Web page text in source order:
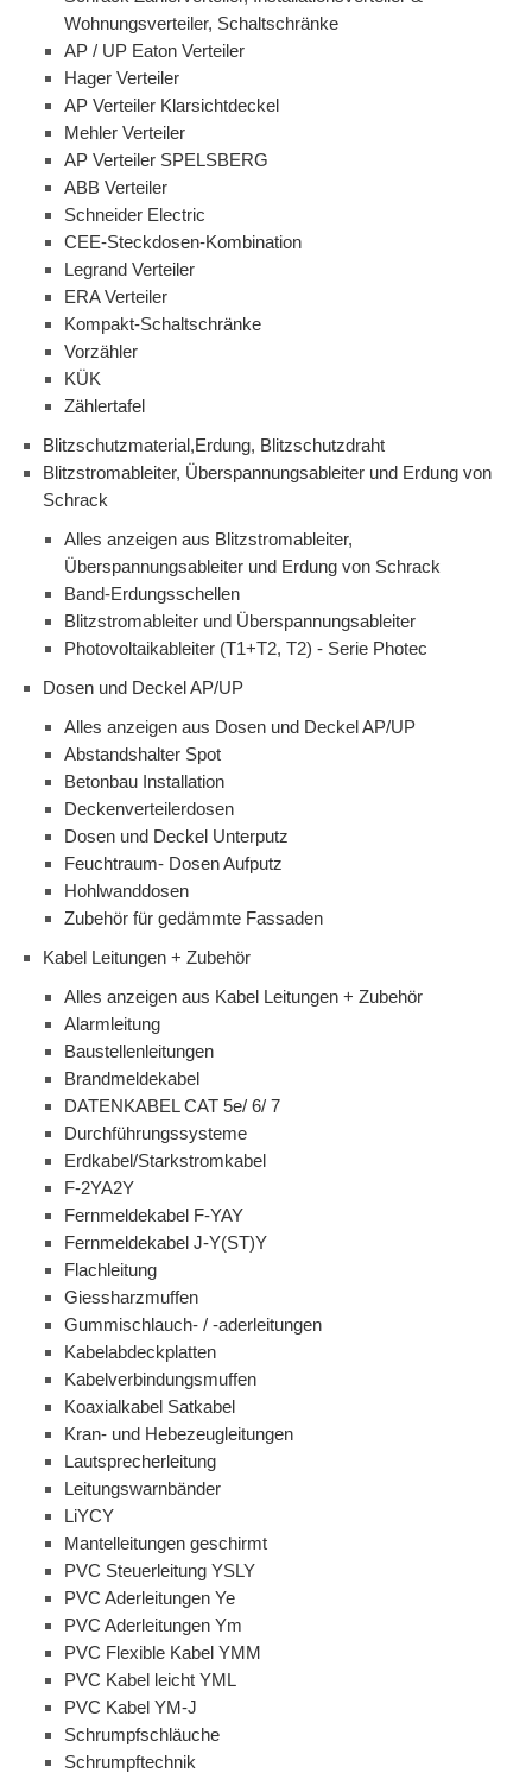
Wohnungsverteiler, Schaltschränke
AP / UP Eaton Verteiler
Hager Verteiler
AP Verteiler Klarsichtdeckel
Mehler Verteiler
AP Verteiler SPELSBERG
ABB Verteiler
Schneider Electric
CEE-Steckdosen-Kombination
Legrand Verteiler
ERA Verteiler
Kompakt-Schaltschränke
Vorzähler
KÜK
Zählertafel
Blitzschutzmaterial,Erdung, Blitzschutzdraht
Blitzstromableiter, Überspannungsableiter und Erdung von
Schrack
Alles anzeigen aus Blitzstromableiter,
Überspannungsableiter und Erdung von Schrack
Band-Erdungsschellen
Blitzstromableiter und Überspannungsableiter
Photovoltaikableiter (T1+T2, T2) - Serie Photec
Dosen und Deckel AP/UP
Alles anzeigen aus Dosen und Deckel AP/UP
Abstandshalter Spot
Betonbau Installation
Deckenverteilerdosen
Dosen und Deckel Unterputz
Feuchtraum- Dosen Aufputz
Hohlwanddosen
Zubehör für gedämmte Fassaden
Kabel Leitungen + Zubehör
Alles anzeigen aus Kabel Leitungen + Zubehör
Alarmleitung
Baustellenleitungen
Brandmeldekabel
DATENKABEL CAT 5e/ 6/ 7
Durchführungssysteme
Erdkabel/Starkstromkabel
F-2YA2Y
Fernmeldekabel F-YAY
Fernmeldekabel J-Y(ST)Y
Flachleitung
Giessharzmuffen
Gummischlauch- / -aderleitungen
Kabelabdeckplatten
Kabelverbindungsmuffen
Koaxialkabel Satkabel
Kran- und Hebezeugleitungen
Lautsprecherleitung
Leitungswarnbänder
LiYCY
Mantelleitungen geschirmt
PVC Steuerleitung YSLY
PVC Aderleitungen Ye
PVC Aderleitungen Ym
PVC Flexible Kabel YMM
PVC Kabel leicht YML
PVC Kabel YM-J
Schrumpfschläuche
Schrumpftechnik